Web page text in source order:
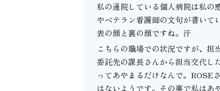
私の通院している個人病院は私の
やベテラン看護師の文句が書いて
表の顔と裏の顔ですね。汗
こちらの職場での状況ですが、担
委託先の課長さんから担当交代し
ってあやまるだけなんで。ROSE
はないようです。その事で私はあ